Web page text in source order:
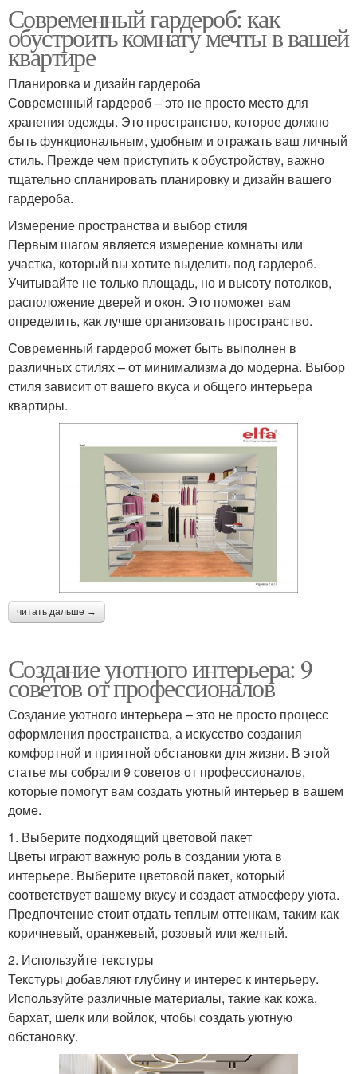
Современный гардероб: как
обустроить комнату мечты в вашей
квартире
Планировка и дизайн гардероба
Современный гардероб – это не просто место для
хранения одежды. Это пространство, которое должно
быть функциональным, удобным и отражать ваш личный
стиль. Прежде чем приступить к обустройству, важно
тщательно спланировать планировку и дизайн вашего
гардероба.
Измерение пространства и выбор стиля
Первым шагом является измерение комнаты или
участка, который вы хотите выделить под гардероб.
Учитывайте не только площадь, но и высоту потолков,
расположение дверей и окон. Это поможет вам
определить, как лучше организовать пространство.
Современный гардероб может быть выполнен в
различных стилях – от минимализма до модерна. Выбор
стиля зависит от вашего вкуса и общего интерьера
квартиры.
читать дальше →
Создание уютного интерьера: 9
советов от профессионалов
Создание уютного интерьера – это не просто процесс
оформления пространства, а искусство создания
комфортной и приятной обстановки для жизни. В этой
статье мы собрали 9 советов от профессионалов,
которые помогут вам создать уютный интерьер в вашем
доме.
1. Выберите подходящий цветовой пакет
Цветы играют важную роль в создании уюта в
интерьере. Выберите цветовой пакет, который
соответствует вашему вкусу и создает атмосферу уюта.
Предпочтение стоит отдать теплым оттенкам, таким как
коричневый, оранжевый, розовый или желтый.
2. Используйте текстуры
Текстуры добавляют глубину и интерес к интерьеру.
Используйте различные материалы, такие как кожа,
бархат, шелк или войлок, чтобы создать уютную
обстановку.